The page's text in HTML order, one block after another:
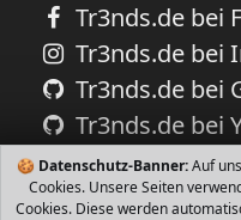
🍪 Datenschutz-Banner:Auf
Cookies. Unsere Seiten
Cookies. Diese werden
Tr3nds.de bei
Tr3nds.de bei
Tr3nds.de bei
Tr3nds.de bei